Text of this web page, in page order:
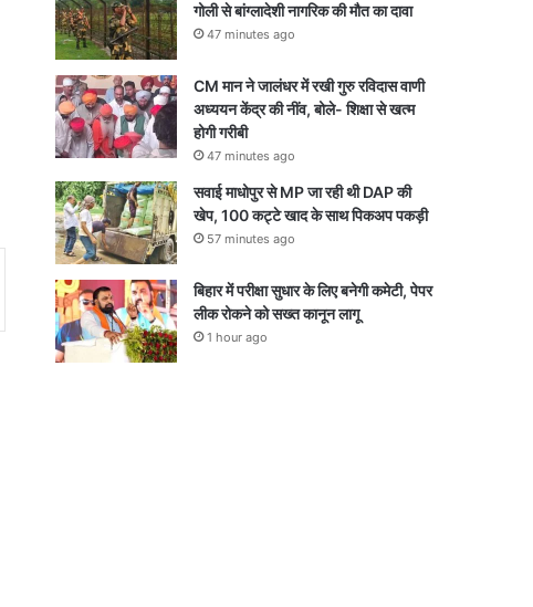
गोली से बांग्लादेशी नागरिक की मौत का दावा
47 minutes ago
CM मान ने जालंधर में रखी गुरु रविदास वाणी
अध्ययन केंद्र की नींव, बोले- शिक्षा से खत्म
होगी गरीबी
47 minutes ago
सवाई माधोपुर से MP जा रही थी DAP की
खेप, 100 कट्टे खाद के साथ पिकअप पकड़ी
57 minutes ago
बिहार में परीक्षा सुधार के लिए बनेगी कमेटी, पेपर
लीक रोकने को सख्त कानून लागू
1 hour ago